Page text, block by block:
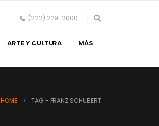
(222) 229-2000
ARTE Y CULTURA MÁS
HOME TAG - FRANZ SCHUBERT